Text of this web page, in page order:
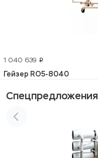
1 040 639 p
Гейзер RO5-8040
Спецпредложения